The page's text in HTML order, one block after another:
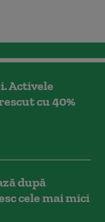
Activele
cu 40%
după
cele mai mici